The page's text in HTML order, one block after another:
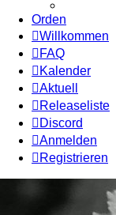
Orden
Willkommen
FAQ
Kalender
Aktuell
Releaseliste
Discord
Anmelden
Registrieren